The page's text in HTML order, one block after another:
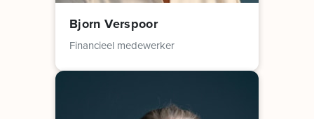
Bjorn Verspoor
Financieel medewerker